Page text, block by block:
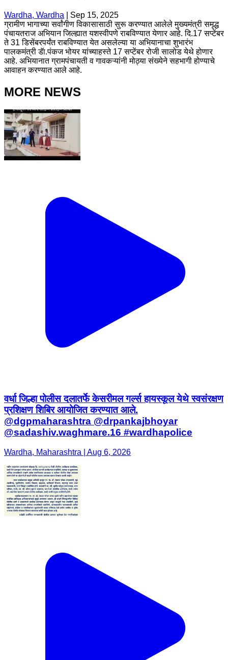
Wardha, Wardha
Sep 15, 2025
ग्रामीण भागाच्या सर्वांगीण विकासासाठी सुरू करण्यात आलेले मुख्यमंत्री समृद्ध
पंचायतराज अभियान जिल्ह्यात यशस्वीपणे राबविण्यात येणार आहे. दि.17 सप्टेंबर
ते 31 डिसेंबरपर्यंत राबविण्यात येत असलेल्या या अभियानाचा शुभारंभ
पालकमंत्री डॅा.पंकज भोयर यांच्याहस्ते 17 सप्टेंबर रोजी सालोड येथे होणार
आहे. अभियानात ग्रामपंचायती व गावकऱ्यांनी मोठ्या संख्येने सहभागी होण्याचे
आवाहन करण्यात आले आहे.
MORE NEWS
वर्धा जिल्हा पोलीस दलातर्फे केसरीमल गर्ल्स हायस्कूल येथे स्वसंरक्षण
प्रशिक्षण शिबिर आयोजित करण्यात आले.
@dgpmaharashtra @drpankajbhoyar
@sadashiv.waghmare.16 #wardhapolice
Wardha, Maharashtra | Aug 6, 2026